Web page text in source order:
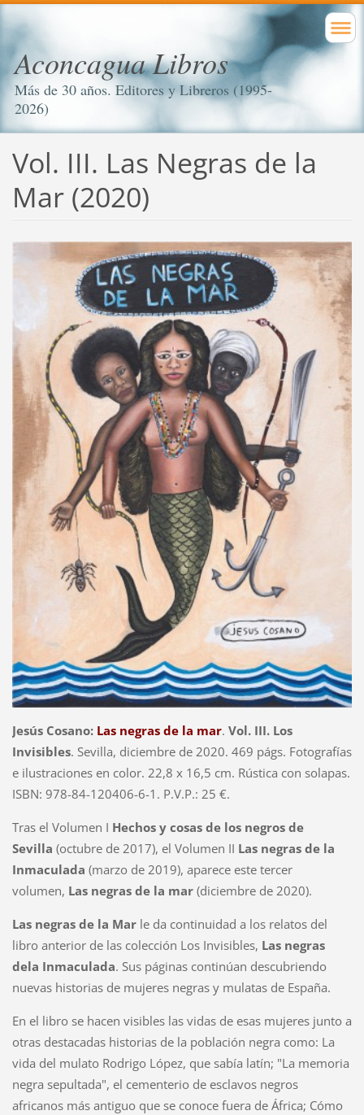
Aconcagua Libros
Más de 30 años. Editores y Libreros (1995-
2026)
Vol. III. Las Negras de la
Mar (2020)
Jesús Cosano: Las negras de la mar. Vol. III. Los
Invisibles. Sevilla, diciembre de 2020. 469 págs. Fotografías
e ilustraciones en color. 22,8 x 16,5 cm. Rústica con solapas.
ISBN: 978-84-120406-6-1. P.V.P.: 25 €.
Tras el Volumen I Hechos y cosas de los negros de
Sevilla (octubre de 2017), el Volumen II Las negras de la
Inmaculada (marzo de 2019), aparece este tercer
volumen, Las negras de la mar(diciembre de 2020).
Las negras de la Marle da continuidad a los relatos del
libro anterior de las colección Los Invisibles, Las negras
dela Inmaculada. Sus páginas continúan descubriendo
nuevas historias de mujeres negras y mulatas de España.
En el libro se hacen visibles las vidas de esas mujeres junto a
otras destacadas historias de la población negra como: La
vida del mulato Rodrigo López, que sabía latín; "La memoria
negra sepultada", el cementerio de esclavos negros
africanos más antiguo que se conoce fuera de África; Cómo